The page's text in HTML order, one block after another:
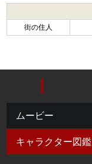
街の住人
ムービー
キャラクター図鑑